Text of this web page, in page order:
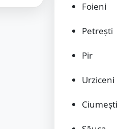
Foieni
Petrești
Pir
Urziceni
Ciumești